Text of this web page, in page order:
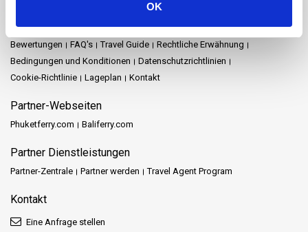
OK
Schedules and Prices
Sonderangebote
Veranstaltungen Nachrichten
Reiseveranstalter
Bewertungen
FAQ's Travel Guide
Rechtliche Erwähnung
Bedingungen und Konditionen
Datenschutzrichtlinien
Cookie-Richtlinie
Lageplan Kontakt
Partner-Webseiten
Phuketferry.com Baliferry.com
Partner Dienstleistungen
Partner-Zentrale Partner werden Travel Agent Program
Kontakt
Eine Anfrage stellen